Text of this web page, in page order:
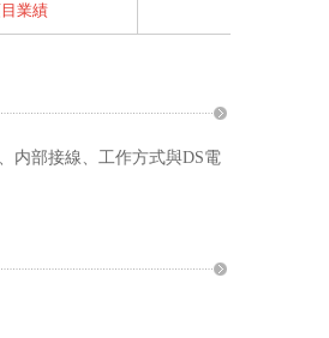
業績
内部接線、工作方式與DS電